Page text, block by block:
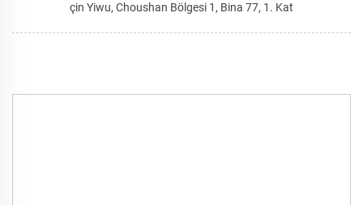
çin Yiwu, Choushan Bölgesi 1, Bina 77, 1. Kat